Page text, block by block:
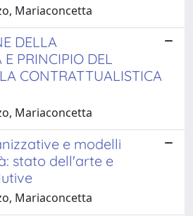
Mariaconcetta
DELLA
PRINCIPIO DEL
CONTRATTUALISTICA
Mariaconcetta
e modelli
stato dell'arte e
Mariaconcetta